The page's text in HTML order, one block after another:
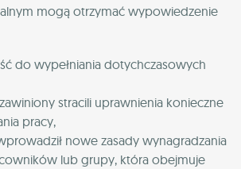
mogą otrzymać wypowiedzenie
do wypełniania dotychczasowych
stracili uprawnienia konieczne
pracy,
nowe zasady wynagradzania
lub grupy, która obejmuje